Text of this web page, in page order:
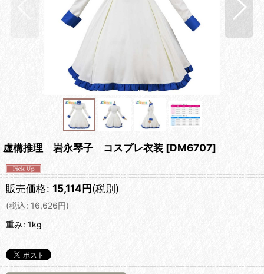
虚構推理 岩永琴子 コスプレ衣装 [DM6707]
販売価格: 15,114円(税別)
(税込: 16,626円)
重み: 1kg